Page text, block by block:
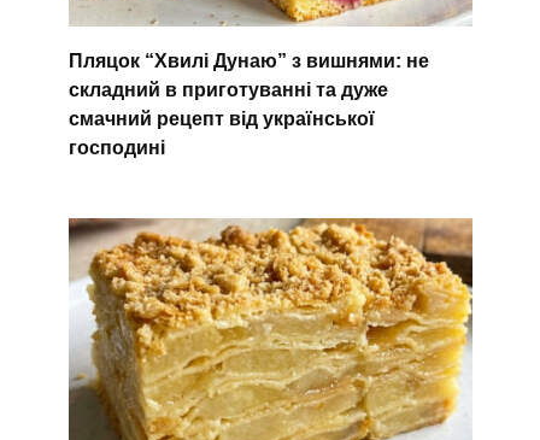
Пляцок “Хвилі Дунаю” з вишнями: не
складний в приготуванні та дуже
смачний рецепт від української
господині